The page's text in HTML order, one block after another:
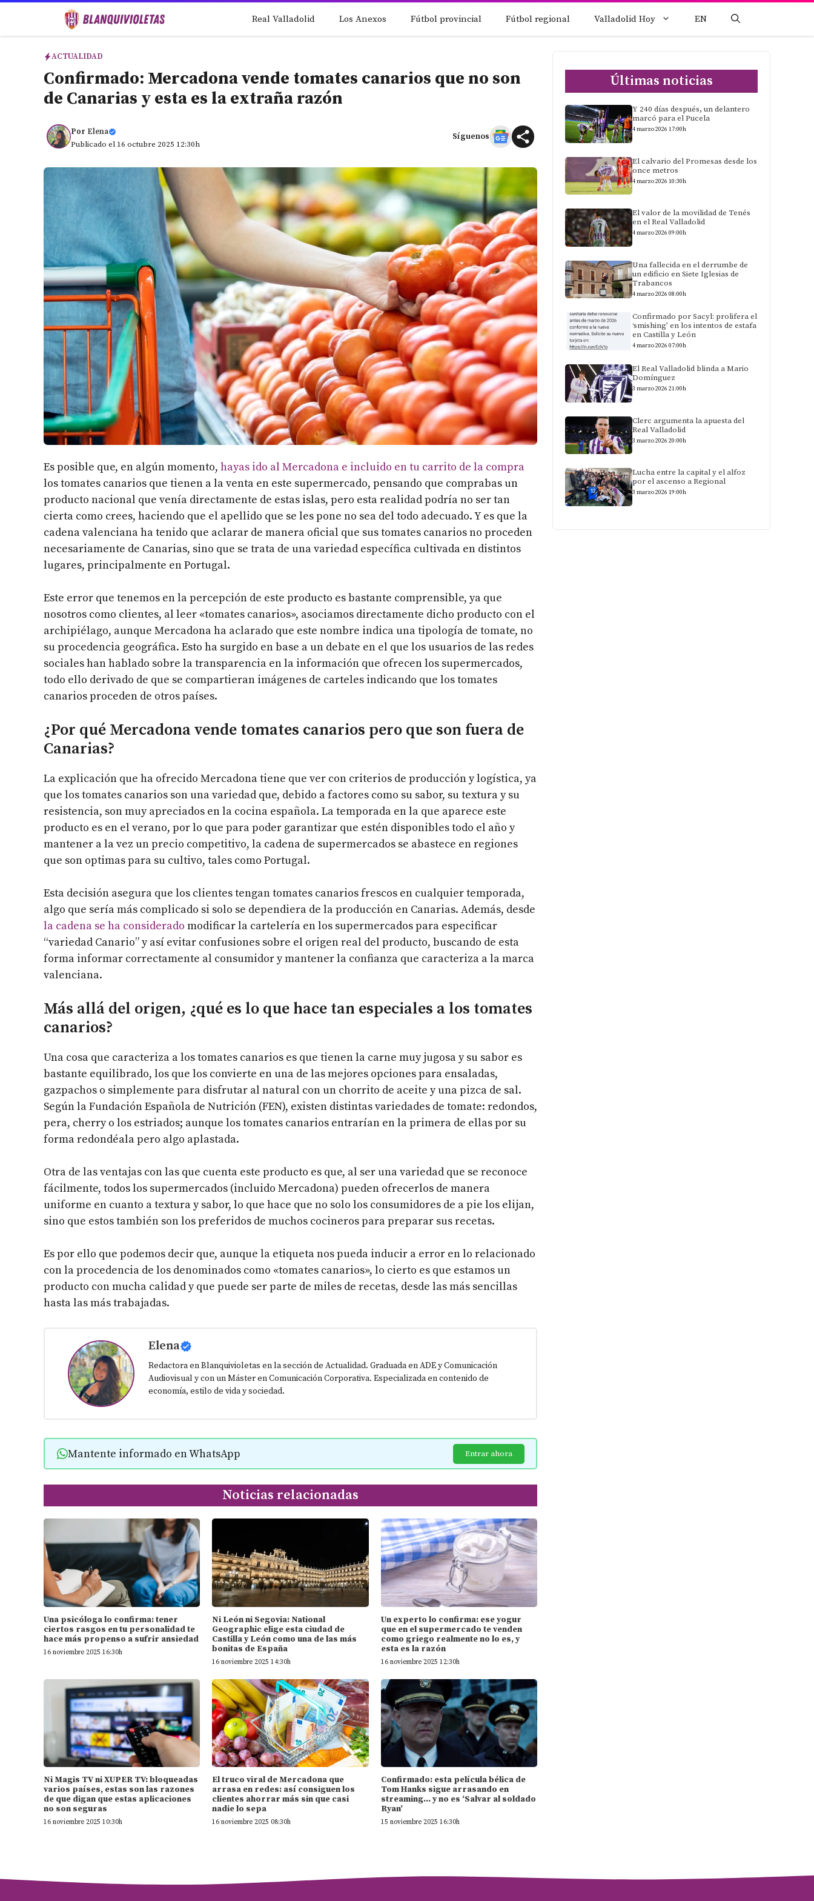
Real Valladolid Los Anexos Fútbol provincial Fútbol regional Valladolid Hoy EN
ACTUALIDAD
Confirmado: Mercadona vende tomates canarios que no son
de Canarias y esta es la extraña razón
Por Elena
Publicado el 16 octubre 2025 12:30h
Síguenos
Es posible que, en algún momento, hayas ido al Mercadona e incluido en tu carrito de la compra
los tomates canarios que tienen a la venta en este supermercado, pensando que comprabas un
producto nacional que venía directamente de estas islas, pero esta realidad podría no ser tan
cierta como crees, haciendo que el apellido que se les pone no sea del todo adecuado. Y es que la
cadena valenciana ha tenido que aclarar de manera oficial que sus tomates canarios no proceden
necesariamente de Canarias, sino que se trata de una variedad específica cultivada en distintos
lugares, principalmente en Portugal.
Este error que tenemos en la percepción de este producto es bastante comprensible, ya que
nosotros como clientes, al leer «tomates canarios», asociamos directamente dicho producto con el
archipiélago, aunque Mercadona ha aclarado que este nombre indica una tipología de tomate, no
su procedencia geográfica. Esto ha surgido en base a un debate en el que los usuarios de las redes
sociales han hablado sobre la transparencia en la información que ofrecen los supermercados,
todo ello derivado de que se compartieran imágenes de carteles indicando que los tomates
canarios proceden de otros países.
¿Por qué Mercadona vende tomates canarios pero que son fuera de
Canarias?
La explicación que ha ofrecido Mercadona tiene que ver con criterios de producción y logística, ya
que los tomates canarios son una variedad que, debido a factores como su sabor, su textura y su
resistencia, son muy apreciados en la cocina española. La temporada en la que aparece este
producto es en el verano, por lo que para poder garantizar que estén disponibles todo el año y
mantener a la vez un precio competitivo, la cadena de supermercados se abastece en regiones
que son optimas para su cultivo, tales como Portugal.
Esta decisión asegura que los clientes tengan tomates canarios frescos en cualquier temporada,
algo que sería más complicado si solo se dependiera de la producción en Canarias. Además, desde
la cadena se ha considerado modificar la cartelería en los supermercados para especificar
“variedad Canario” y así evitar confusiones sobre el origen real del producto, buscando de esta
forma informar correctamente al consumidor y mantener la confianza que caracteriza a la marca
valenciana.
Más allá del origen, ¿qué es lo que hace tan especiales a los tomates
canarios?
Una cosa que caracteriza a los tomates canarios es que tienen la carne muy jugosa y su sabor es
bastante equilibrado, los que los convierte en una de las mejores opciones para ensaladas,
gazpachos o simplemente para disfrutar al natural con un chorrito de aceite y una pizca de sal.
Según la Fundación Española de Nutrición (FEN), existen distintas variedades de tomate: redondos,
pera, cherry o los estriados; aunque los tomates canarios entrarían en la primera de ellas por su
forma redondéala pero algo aplastada.
Otra de las ventajas con las que cuenta este producto es que, al ser una variedad que se reconoce
fácilmente, todos los supermercados (incluido Mercadona) pueden ofrecerlos de manera
uniforme en cuanto a textura y sabor, lo que hace que no solo los consumidores de a pie los elijan,
sino que estos también son los preferidos de muchos cocineros para preparar sus recetas.
Es por ello que podemos decir que, aunque la etiqueta nos pueda inducir a error en lo relacionado
con la procedencia de los denominados como «tomates canarios», lo cierto es que estamos un
producto con mucha calidad y que puede ser parte de miles de recetas, desde las más sencillas
hasta las más trabajadas.
Elena
Redactora en Blanquivioletas en la sección de Actualidad. Graduada en ADE y Comunicación
Audiovisual y con un Máster en Comunicación Corporativa. Especializada en contenido de
economía, estilo de vida y sociedad.
Mantente informado en WhatsApp Entrar ahora
Noticias relacionadas
Una psicóloga lo confirma: tener
ciertos rasgos en tu personalidad te
hace más propenso a sufrir ansiedad
16 noviembre 2025 16:30h
Ni León ni Segovia: National
Geographic elige esta ciudad de
Castilla y León como una de las más
bonitas de España
16 noviembre 2025 14:30h
Un experto lo confirma: ese yogur
que en el supermercado te venden
como griego realmente no lo es, y
esta es la razón
16 noviembre 2025 12:30h
Ni Magis TV ni XUPER TV: bloqueadas
varios países, estas son las razones
de que digan que estas aplicaciones
no son seguras
16 noviembre 2025 10:30h
El truco viral de Mercadona que
arrasa en redes: así consiguen los
clientes ahorrar más sin que casi
nadie lo sepa
16 noviembre 2025 08:30h
Confirmado: esta película bélica de
Tom Hanks sigue arrasando en
streaming… y no es ‘Salvar al soldado
Ryan’
15 noviembre 2025 16:30h
Últimas noticias
Y 240 días después, un delantero
marcó para el Pucela
4 marzo 2026 17:00h
El calvario del Promesas desde los
once metros
4 marzo 2026 10:30h
El valor de la movilidad de Tenés
en el Real Valladolid
4 marzo 2026 09:00h
Una fallecida en el derrumbe de
un edificio en Siete Iglesias de
Trabancos
4 marzo 2026 08:00h
Confirmado por Sacyl: prolifera el
‘smishing’ en los intentos de estafa
en Castilla y León
4 marzo 2026 07:00h
El Real Valladolid blinda a Mario
Domínguez
3 marzo 2026 21:00h
Clerc argumenta la apuesta del
Real Valladolid
3 marzo 2026 20:00h
Lucha entre la capital y el alfoz
por el ascenso a Regional
3 marzo 2026 19:00h